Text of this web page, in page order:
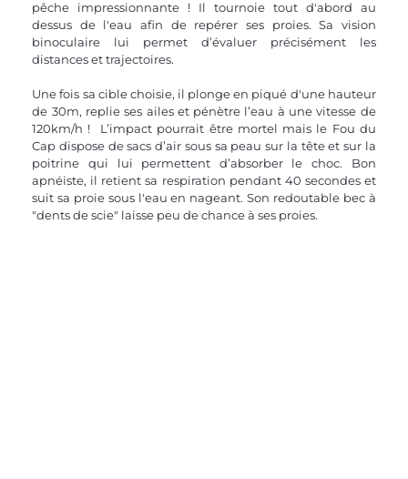
pêche impressionnante ! Il tournoie tout d'abord au
dessus de l'eau afin de repérer ses proies. Sa vision
binoculaire lui permet d’évaluer précisément les
distances et trajectoires.
Une fois sa cible choisie, il plonge en piqué d'une hauteur
de 30m, replie ses ailes et pénètre l’eau à une vitesse de
120km/h !  L’impact pourrait être mortel mais le Fou du
Cap dispose de sacs d’air sous sa peau sur la tête et sur la
poitrine qui lui permettent d’absorber le choc. Bon
apnéiste, il retient sa respiration pendant 40 secondes et
suit sa proie sous l'eau en nageant. Son redoutable bec à
"dents de scie" laisse peu de chance à ses proies.